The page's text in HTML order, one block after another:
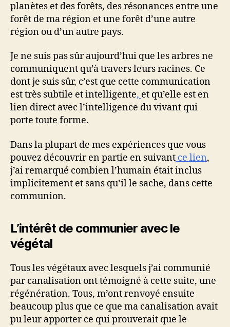
planètes et des forêts, des résonances entre une
forêt de ma région et une forêt d’une autre
région ou d’un autre pays.
Je ne suis pas sûr aujourd’hui que les arbres ne
communiquent qu’à travers leurs racines. Ce
dont je suis sûr, c’est que cette communication
est très subtile et intelligente, et qu’elle est en
lien direct avec l’intelligence du vivant qui
porte toute forme.
Dans la plupart de mes expériences que vous
pouvez découvrir en partie en suivant ce lien,
j’ai remarqué combien l’humain était inclus
implicitement et sans qu’il le sache, dans cette
communion.
L’intérêt de communier avec le
végétal
Tous les végétaux avec lesquels j’ai communié
par canalisation ont témoigné à cette suite, une
régénération. Tous, m’ont renvoyé ensuite
beaucoup plus que ce que ma canalisation avait
pu leur apporter ce qui prouverait que le